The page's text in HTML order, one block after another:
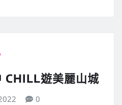
CHILL遊美麗山城
0